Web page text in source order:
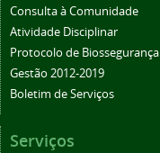
Consulta à Comunidade
Atividade Disciplinar
Protocolo de Biossegurança
Gestão 2012-2019
Boletim de Serviços
Serviços